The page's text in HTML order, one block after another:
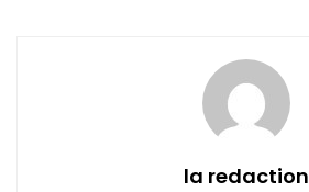
la redaction